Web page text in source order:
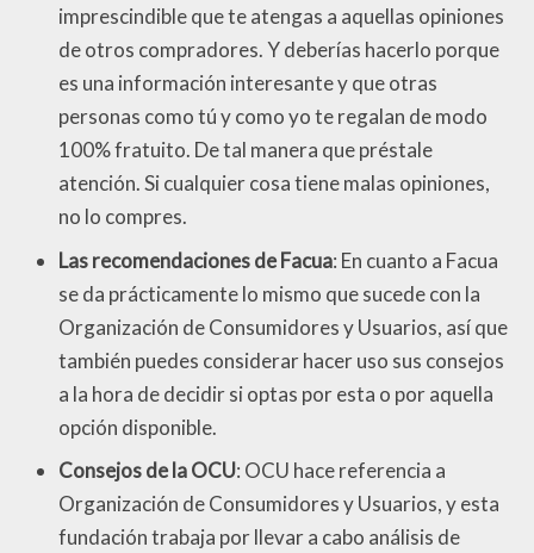
imprescindible que te atengas a aquellas opiniones
de otros compradores. Y deberías hacerlo porque
es una información interesante y que otras
personas como tú y como yo te regalan de modo
100% fratuito. De tal manera que préstale
atención. Si cualquier cosa tiene malas opiniones,
no lo compres.
Las recomendaciones de Facua: En cuanto a Facua
se da prácticamente lo mismo que sucede con la
Organización de Consumidores y Usuarios, así que
también puedes considerar hacer uso sus consejos
a la hora de decidir si optas por esta o por aquella
opción disponible.
Consejos de la OCU: OCU hace referencia a
Organización de Consumidores y Usuarios, y esta
fundación trabaja por llevar a cabo análisis de